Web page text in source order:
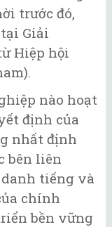
trước đó,
Giải
Hiệp hội
nào hoạt
định của
nhất định
bên liên
tiếng và
chính
bền vững